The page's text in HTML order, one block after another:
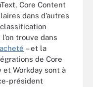
Core Content
dans d’autres
trouve dans
– et la
de Core
et Workday sont à
président